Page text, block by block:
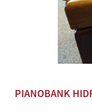
PIANOBANK